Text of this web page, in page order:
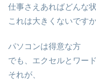
仕事さえあればどんな
これは大きくないです
パソコンは得意な方
でも、エクセルとワー
それが、